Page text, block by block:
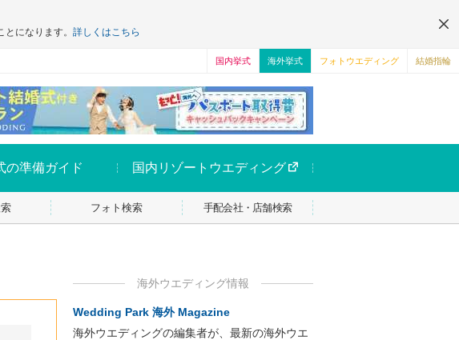
になります。 詳しくはこちら
国内挙式 海外挙式 フォトウエディング 結婚指輪
の準備ガイド 国内リゾートウエディング
フォト検索 手配会社・店舗検索
海外ウエディング情報
Wedding Park 海外 Magazine
海外ウエディングの編集者が、最新の海外ウエ